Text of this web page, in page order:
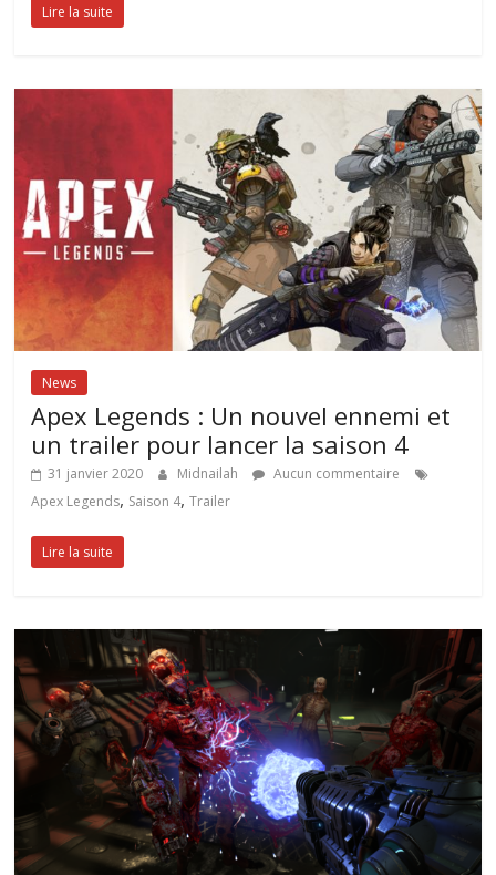
Lire la suite
News
Apex Legends : Un nouvel ennemi et
un trailer pour lancer la saison 4
31 janvier 2020 Midnailah
Aucun commentaire
Apex Legends, Saison 4,Trailer
Lire la suite